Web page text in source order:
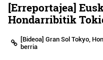
[Erreportajea]
Hondarribitik
[Bideoa] Gran Sol Tokyo,
berria